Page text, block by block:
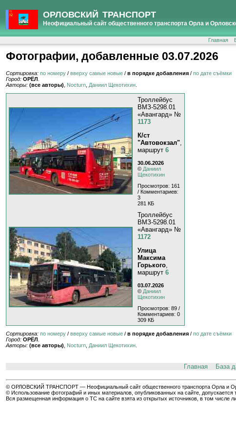
ОРЛОВСКИЙ ТРАНСПОРТ
Неофициальный сайт общественного транспорта Орла и
Главная
Фотографии, добавленные 03.07.2026
Сортировка: по номеру / вверху самые новые / в порядке добавления / по дате съёмки
Город: ОРЁЛ
Авторы: (все авторы) Nocturn Даниил Щекотихин
Троллейбус
ВМЗ-5298.01
«Авангард» №
1173
К/ст
"Автовокзал",
маршрут 6
30.06.2026
© Даниил
Щекотихин
Просмотров: 161
/ Комментариев:
3
281 КБ
Троллейбус
ВМЗ-5298.01
«Авангард» №
1172
Улица
Максима
Горького,
маршрут 6
03.07.2026
© Даниил
Щекотихин
Просмотров: 89 /
Комментариев: 0
309 КБ
Сортировка: по номеру / вверху самые новые / в порядке добавления / по дате съёмки
Город: ОРЁЛ .
Авторы: (все авторы), Nocturn, Даниил Щекотихин.
Главная База
© ОРЛОВСКИЙ ТРАНСПОРТ — Неофициальный сайт общественного транспорта Орла и
© Использование фотографий и иных материалов, опубликованных на сайте, допускается
Вся размещенная информация о ТС на сайте взята из открытых источников, в том числе